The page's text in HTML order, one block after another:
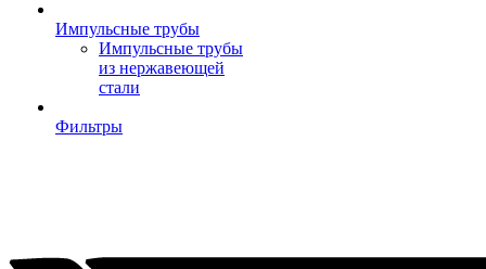
Импульсные трубы
Импульсные трубы
из нержавеющей
стали
Фильтры